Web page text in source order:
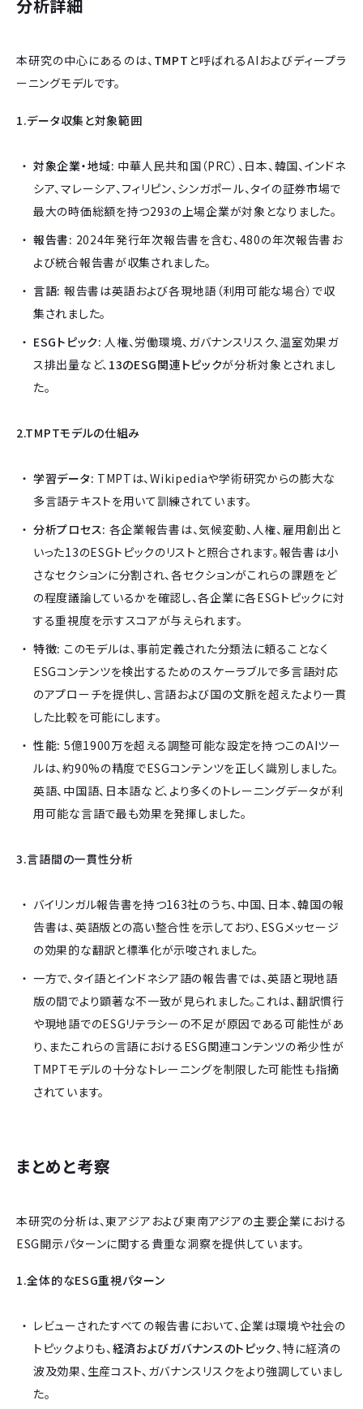
分析詳細
本研究の中心にあるのは、 TMPT と呼ばれるAIおよびディープラ
ーニングモデルです。
1.データ収集と対象範囲
対象企業・地域: 中華人民共和国（PRC）、日本、韓国、インドネ
シア、マレーシア、フィリピン、シンガポール、タイの証券市場で
最大の時価総額を持つ293の上場企業が対象となりました。
報告書: 2024年発行年次報告書を含む、480の年次報告書お
よび統合報告書が収集されました。
言語: 報告書は英語および各現地語（利用可能な場合）で収
集されました。
ESGトピック: 人権、労働環境、ガバナンスリスク、温室効果ガ
ス排出量など、 13のESG関連トピックが分析対象とされまし
た。
2.TMPTモデルの仕組み
学習データ: TMPTは、Wikipediaや学術研究からの膨大な
多言語テキストを用いて訓練されています。
分析プロセス: 各企業報告書は、気候変動、人権、雇用創出と
いった13のESGトピックのリストと照合されます。報告書は小
さなセクションに分割され、各セクションがこれらの課題をど
の程度議論しているかを確認し、各企業に各ESGトピックに対
する重視度を示すスコアが与えられます。
特徴: このモデルは、事前定義された分類法に頼ることなく
ESGコンテンツを検出するためのスケーラブルで多言語対応
のアプローチを提供し、言語および国の文脈を超えたより一貫
した比較を可能にします。
性能: 5億1900万を超える調整可能な設定を持つこのAIツー
ルは、約90%の精度でESGコンテンツを正しく識別しました。
英語、中国語、日本語など、より多くのトレーニングデータが利
用可能な言語で最も効果を発揮しました。
3.言語間の一貫性分析
バイリンガル報告書を持つ163社のうち、中国、日本、韓国の報
告書は、英語版との高い整合性を示しており、ESGメッセージ
の効果的な翻訳と標準化が示唆されました。
一方で、タイ語とインドネシア語の報告書では、英語と現地語
版の間でより顕著な不一致が見られました。これは、翻訳慣行
や現地語でのESGリテラシーの不足が原因である可能性があ
り、またこれらの言語におけるESG関連コンテンツの希少性が
TMPTモデルの十分なトレーニングを制限した可能性も指摘
されています。
まとめと考察
本研究の分析は、東アジアおよび東南アジアの主要企業における
ESG開示パターンに関する貴重な洞察を提供しています。
1.全体的なESG重視パターン
レビューされたすべての報告書において、企業は環境や社会の
トピックよりも、経済およびガバナンスのトピック、特に経済の
波及効果、生産コスト、ガバナンスリスクをより強調していまし
た。